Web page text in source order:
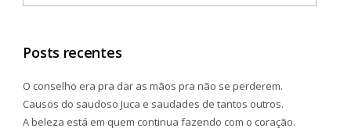
Posts recentes
O conselho era pra dar as mãos pra não se perderem.
Causos do saudoso Juca e saudades de tantos outros.
A beleza está em quem continua fazendo com o coração.